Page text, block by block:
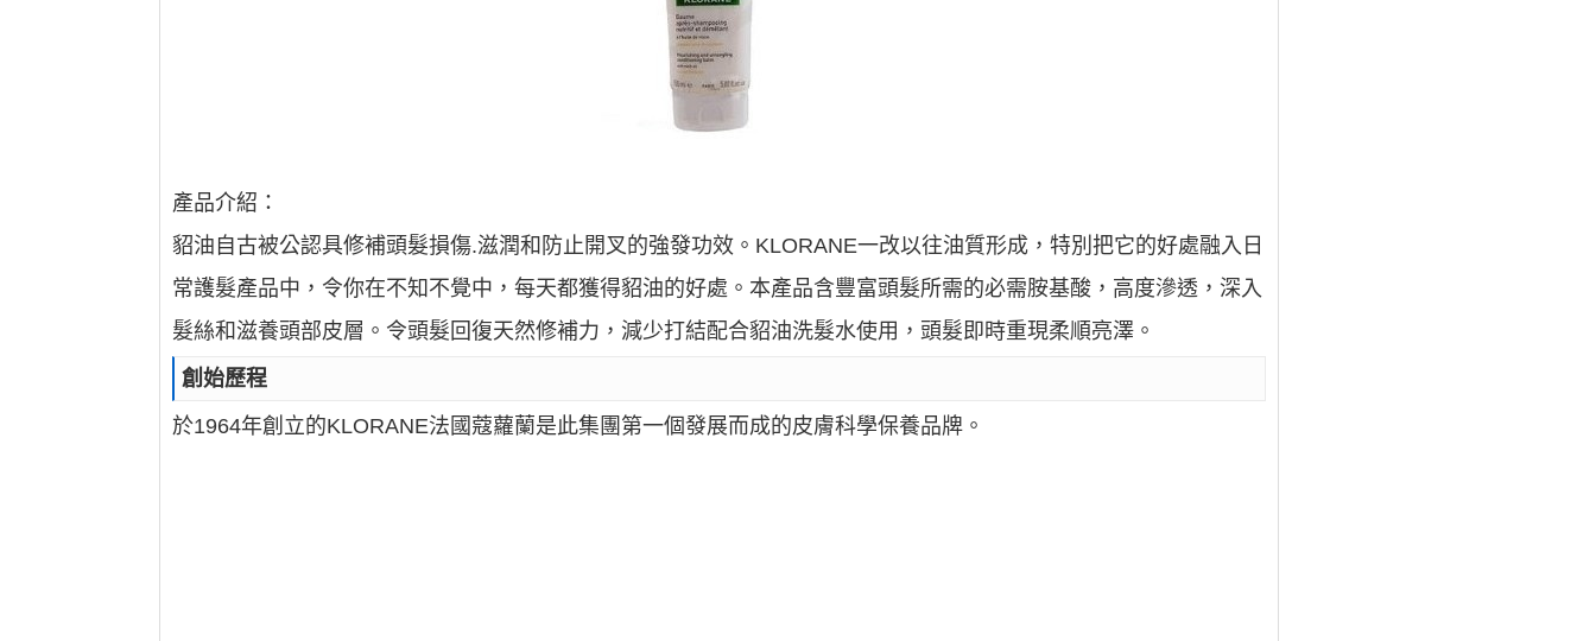
產品介紹：
貂油自古被公認具修補頭髮損傷.滋潤和防止開叉的強發功效。KLORANE一改以往油質形成，特別把它的好處融入日
常護髮產品中，令你在不知不覺中，每天都獲得貂油的好處。本產品含豐富頭髮所需的必需胺基酸，高度滲透，深入
髮絲和滋養頭部皮層。令頭髮回復天然修補力，減少打結配合貂油洗髮水使用，頭髮即時重現柔順亮澤。
創始歷程
於1964年創立的KLORANE法國蔻蘿蘭是此集團第一個發展而成的皮膚科學保養品牌。